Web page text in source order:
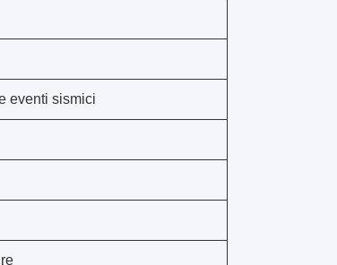
eventi sismici